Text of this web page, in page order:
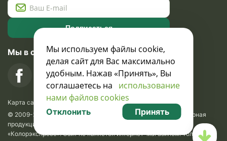
Подписаться
Мы в социальных сетях
Карта сайта
© 2009-2026 Krasavik.by. Сувениры оптом. Рекламно-сувенирная
продукция и сувениры с логотипом. УНН 100873745, ООО
«Колорэкспресс». Сайт не является интернет-магазином. Только
Мы используем файлы cookie,
делая сайт для Вас максимально
удобным. Нажав «Принять», Вы
соглашаетесь на использование
нами файлов cookies
Отклонить Принять